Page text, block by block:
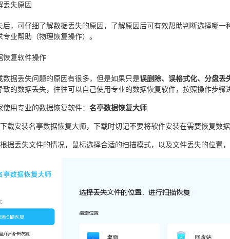
丢失原因
后，可仔细了解数据丢失的原因，了解原因后可有效帮助判断选择哪
专业帮助（物理恢复操作）。
恢复软件操作
数据丢失问题的原因有很多，但是如果只是误删除、误格式化、分盘丢
致的数据丢失，往往可以自己使用专业的数据恢复软件，按照操作步骤
使用专业的数据恢复软件： 名亭数据恢复大师
下载安装名亭数据恢复大师，下载时切记不要将软件安装在需要恢复数
根据丢失文件的情况，鼠标选择合适的扫描模式，以及文件丢失的位置